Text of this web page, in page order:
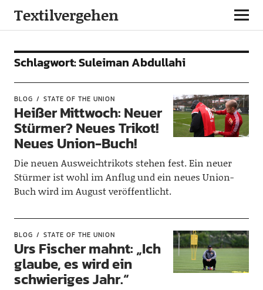
Textilvergehen
Schlagwort:Suleiman Abdullahi
BLOG STATE OF THE UNION
Heißer Mittwoch: Neuer
Stürmer? Neues Trikot!
Neues Union-Buch!
Die neuen Ausweichtrikots stehen fest. Ein neuer
Stürmer ist wohl im Anflug und ein neues Union-
Buch wird im August veröffentlicht.
BLOG STATE OF THE UNION
Urs Fischer mahnt: „Ich
glaube, es wird ein
schwieriges Jahr.“